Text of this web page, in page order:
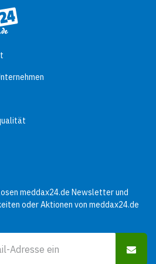
meddax24.de Newsletter und
oder Aktionen von meddax24.de